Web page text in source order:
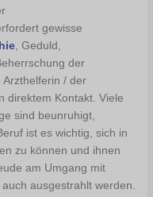
gewisse
, Geduld,
der
/ der
direktem Kontakt. Viele
sind beunruhigt,
ist es wichtig, sich in
zu können und ihnen
am Umgang mit
ausgestrahlt werden.